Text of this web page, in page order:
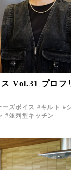
り
Vol.31 プロフ
ーズボイス キルト
並列型キッチン